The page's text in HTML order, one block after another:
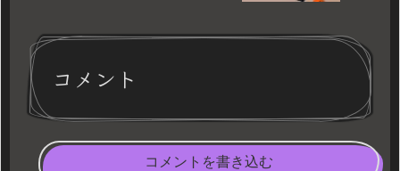
コメント
コメントを書き込む